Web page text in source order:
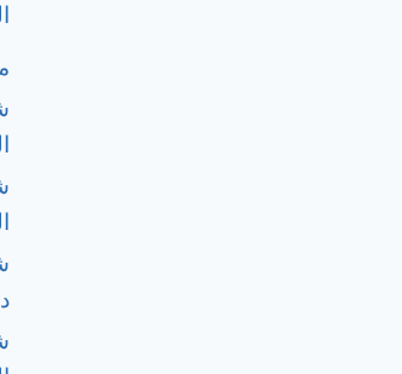
دبي/